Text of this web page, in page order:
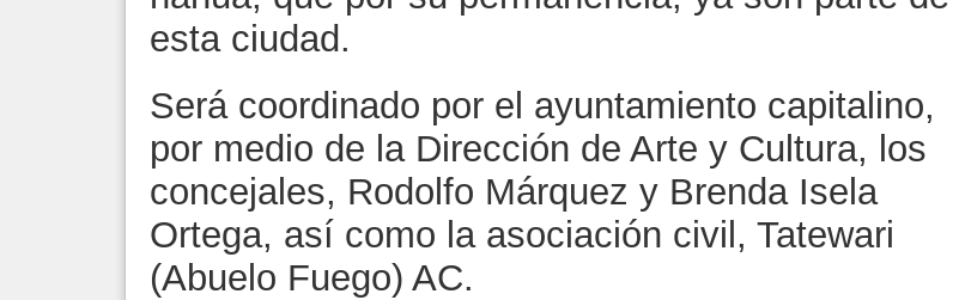
esta ciudad.
Será coordinado por el ayuntamiento capitalino,
por medio de la Dirección de Arte y Cultura, los
concejales, Rodolfo Márquez y Brenda Isela
Ortega, así como la asociación civil, Tatewari
(Abuelo Fuego) AC.